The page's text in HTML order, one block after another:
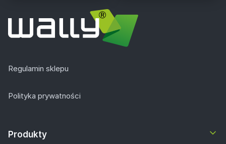
Regulamin sklepu
Polityka prywatności
Produkty